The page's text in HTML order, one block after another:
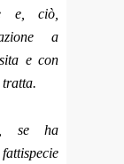
e, ciò,
a
e con
se ha